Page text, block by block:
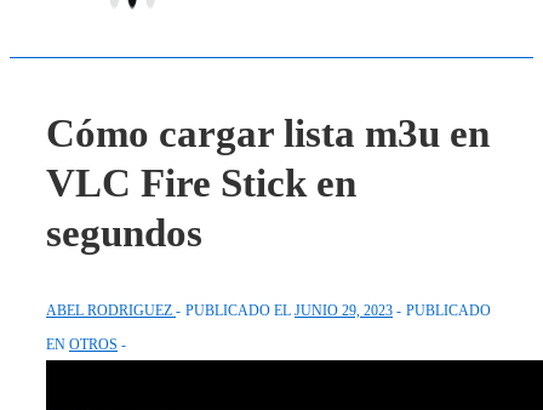
Cómo cargar lista m3u en
VLC Fire Stick en
segundos
ABEL RODRIGUEZ PUBLICADO EL JUNIO 29, 2023
PUBLICADO
EN OTROS